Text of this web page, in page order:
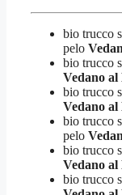
bio trucco
pelo
bio trucco
Vedano
bio trucco
Vedano
bio trucco
pelo
bio trucco
Vedano
bio trucco